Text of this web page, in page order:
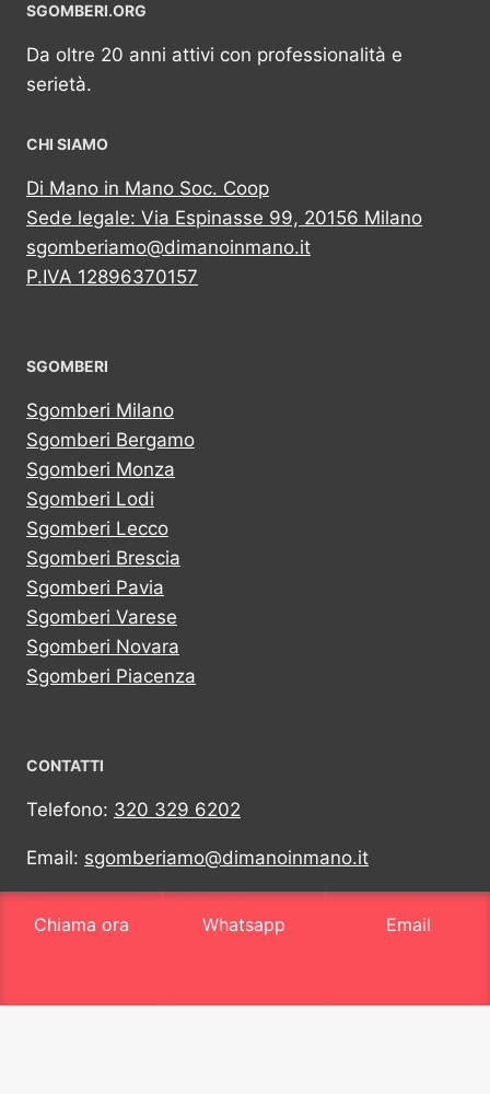
SGOMBERI.ORG
Da oltre 20 anni attivi con professionalità e
serietà.
CHI SIAMO
Di Mano in Mano Soc. Coop
Sede legale: Via Espinasse 99, 20156 Milano
sgomberiamo@dimanoinmano.it
P.IVA 12896370157
SGOMBERI
Sgomberi Milano
Sgomberi Bergamo
Sgomberi Monza
Sgomberi Lodi
Sgomberi Lecco
Sgomberi Brescia
Sgomberi Pavia
Sgomberi Varese
Sgomberi Novara
Sgomberi Piacenza
CONTATTI
Telefono: 320 329 6202
Email: sgomberiamo@dimanoinmano.it
Chiama ora
Whatsapp Email